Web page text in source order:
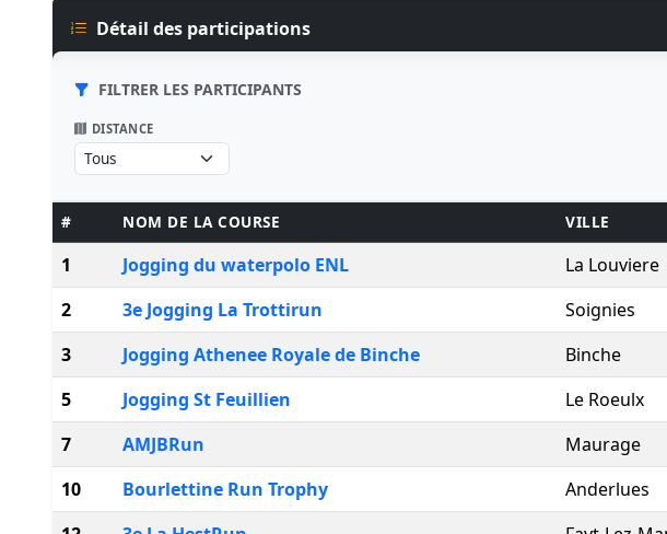
Détail des participations
FILTRER LES PARTICIPANTS
DISTANCE
# NOM DE LA COURSE VILLE
1 Jogging du waterpolo ENL La Louviere
2
3e Jogging La Trottirun Soignies
3
Jogging Athenee Royale de Binche Binche
5 Jogging St Feuillien Le Roeulx
7
AMJBRun Maurage
10 Bourlettine Run Trophy Anderlues